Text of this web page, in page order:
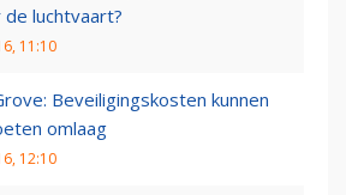
luchtvaart?
11:10
Beveiligingskosten kunnen
omlaag
12:10